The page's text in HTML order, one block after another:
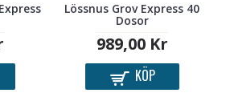
Lössnus Grov Express 40
Dosor
989,00 Kr
KÖP